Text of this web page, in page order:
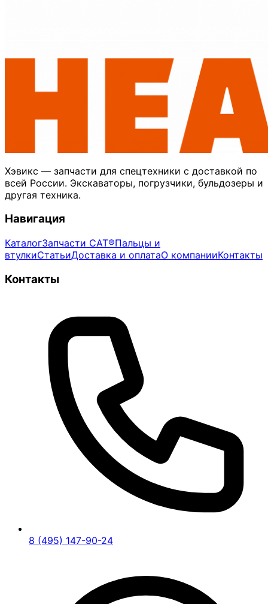
Хэвикс — запчасти для спецтехники с доставкой по
всей России. Экскаваторы, погрузчики, бульдозеры и
другая техника.
Навигация
КаталогЗапчасти CAT®Пальцы и
втулкиСтатьиДоставка и оплатаО компанииКонтакты
Контакты
8 (495) 147-90-24